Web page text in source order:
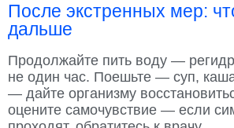
После экстренных мер:
дальше
Продолжайте пить воду —
не один час. Поешьте — суп,
— дайте организму
оцените самочувствие — если